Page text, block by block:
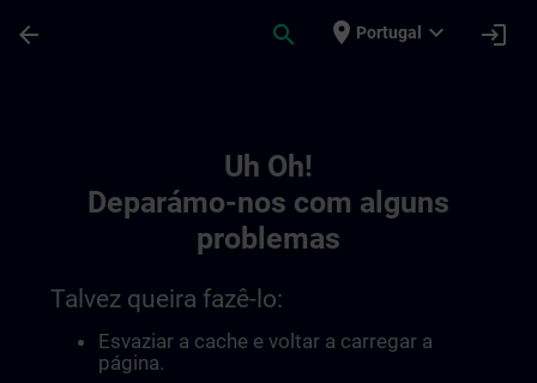
arrow_back search place Portugal expand_more login
Uh Oh!
Deparámo-nos com alguns
problemas
Talvez queira fazê-lo:
Esvaziar a cache e voltar a carregar a
página.